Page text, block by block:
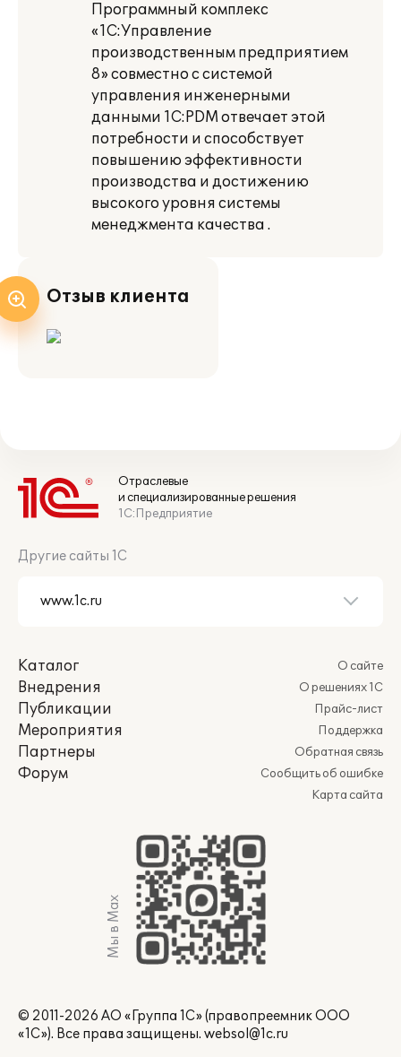
Программный комплекс
«1С:Управление
производственным предприятием
8» совместно с системой
управления инженерными
данными 1С:PDM отвечает этой
потребности и способствует
повышению эффективности
производства и достижению
высокого уровня системы
менеджмента качества .
Отзыв клиента
Отраслевые
и специализированные решения
1С:Предприятие
Другие сайты 1С
Каталог
Внедрения
Публикации
Мероприятия
Партнеры
Форум
О сайте
О решениях 1С
Прайс-лист
Поддержка
Обратная связь
Сообщить об ошибке
Карта сайта
Мы в Max
© 2011-2026 АО «Группа 1С» (правопреемник ООО
«1С»). Все права защищены. websol@1c.ru